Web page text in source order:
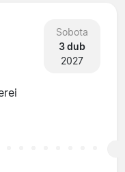
Sobota
3 dub
2027